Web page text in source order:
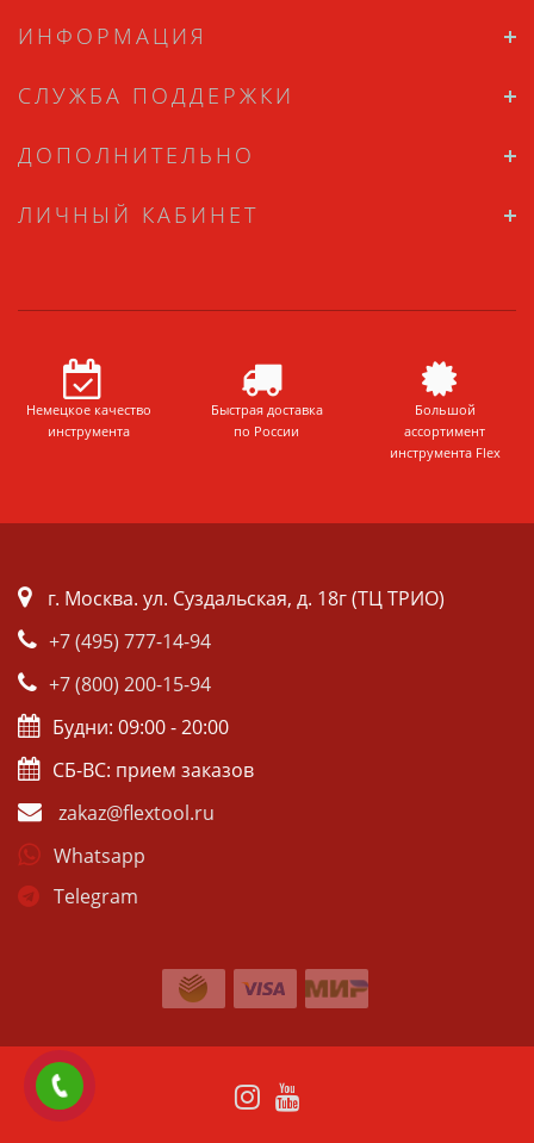
ИНФОРМАЦИЯ
СЛУЖБА ПОДДЕРЖКИ
ДОПОЛНИТЕЛЬНО
ЛИЧНЫЙ КАБИНЕТ
Немецкое качество
инструмента
Быстрая доставка
по России
Большой
ассортимент
инструмента Flex
г. Москва. ул. Суздальская, д. 18г (ТЦ ТРИО)
+7 (495) 777-14-94
+7 (800) 200-15-94
Будни: 09:00 - 20:00
СБ-ВС: прием заказов
zakaz@flextool.ru
Whatsapp
Telegram